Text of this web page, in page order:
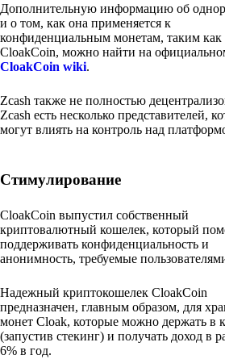
Дополнительную информацию об
и о том, как она применяется к
конфиденциальным монетам, таким как
CloakCoin, можно найти на
CloakCoin wiki.
Zcash также не полностью
Zcash есть несколько представителей,
могут влиять на контроль над
Стимулирование
CloakCoin выпустил собственный
криптовалютный кошелек, который
поддерживать конфиденциальность и
анонимность, требуемые
Надежный криптокошелек CloakCoin
предназначен, главным образом, для
монет Cloak, которые можно держать в
(запустив стекинг) и получать доход в
6% в год.